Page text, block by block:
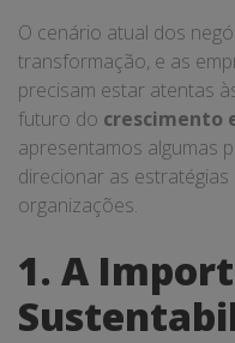
O cenário atual dos
transformação, e as
precisam estar atentas
futuro do crescimento
apresentamos algumas
direcionar as
organizações.
1. A